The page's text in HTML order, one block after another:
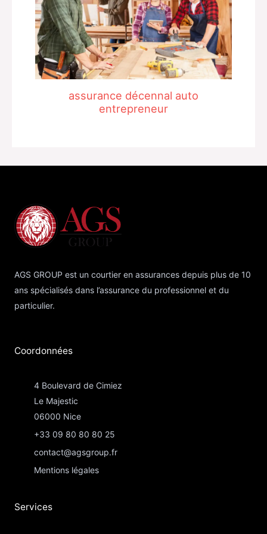
assurance décennal auto
entrepreneur
AGS GROUP est un courtier en assurances depuis plus de 10
ans spécialisés dans l’assurance du professionnel et du
particulier.
Coordonnées​
4 Boulevard de Cimiez
Le Majestic
06000 Nice
+33 09 80 80 80 25
contact@agsgroup.fr
Mentions légales
Services